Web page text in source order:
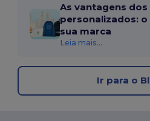
As vantagens dos
personalizados:
sua marca
Leia mais...
Ir para o